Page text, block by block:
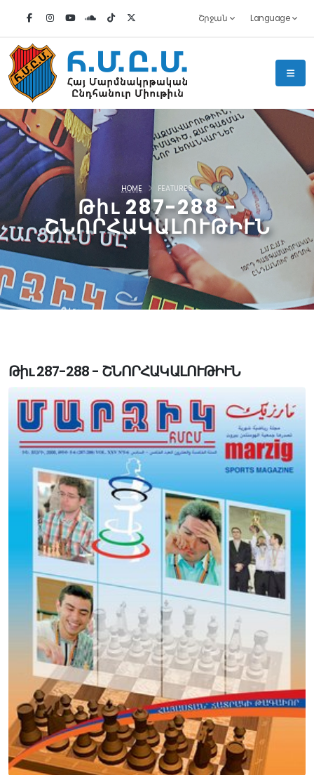
Շրջան Language
Թիւ 287-288 -
ՇՆՈՐՀԱԿԱԼՈՒԹԻՒՆ
HOME FEATURES
Թիւ 287-288 - ՇՆՈՐՀԱԿԱԼՈՒԹԻՒՆ